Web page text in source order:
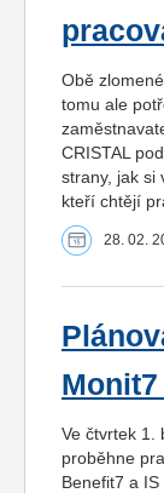
Obě
tomu ale
CRISTAL
strany, jak si
kteří chtějí
28. 02.
Monit7
Ve čtvrtek 1.
proběhne
Benefit7 a